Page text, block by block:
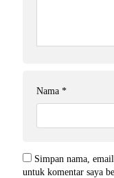
Nama *
Simpan nama,
untuk komentar saya